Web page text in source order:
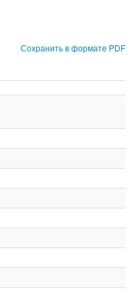
Сохранить в формате PDF